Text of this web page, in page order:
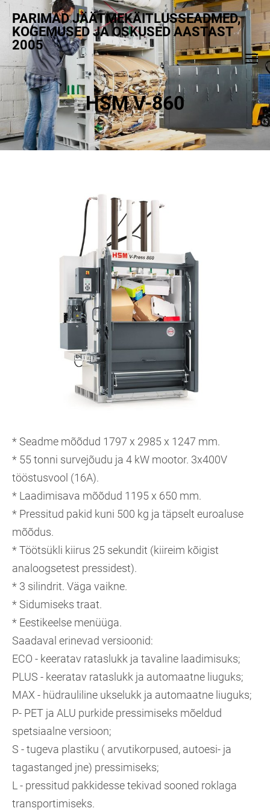
PARIMAD JÄÄTMEKÄITLUSSEADMED,
KOGEMUSED JA OSKUSED AASTAST
2005
HSM V-860
* Seadme mõõdud 1797 x 2985 x 1247 mm.
* 55 tonni survejõudu ja 4 kW mootor. 3x400V
tööstusvool (16A).
* Laadimisava mõõdud 1195 x 650 mm.
* Pressitud pakid kuni 500 kg ja täpselt euroaluse
mõõdus.
* Töötsükli kiirus 25 sekundit (kiireim kõigist
analoogsetest pressidest).
* 3 silindrit. Väga vaikne.
* Sidumiseks traat.
* Eestikeelse menüüga.
Saadaval erinevad versioonid:
ECO - keeratav rataslukk ja tavaline laadimisuks;
PLUS - keeratav rataslukk ja automaatne liuguks;
MAX - hüdrauliline ukselukk ja automaatne liuguks;
P- PET ja ALU purkide pressimiseks mõeldud
spetsiaalne versioon;
S - tugeva plastiku ( arvutikorpused, autoesi- ja
tagastanged jne) pressimiseks;
L - pressitud pakkidesse tekivad sooned roklaga
transportimiseks.